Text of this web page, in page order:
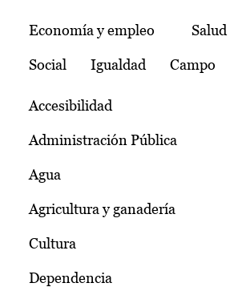
Temas
Economía y empleo Salud
Social Igualdad Campo
Accesibilidad
Administración Pública
Agua
Agricultura y ganadería
Cultura
Dependencia